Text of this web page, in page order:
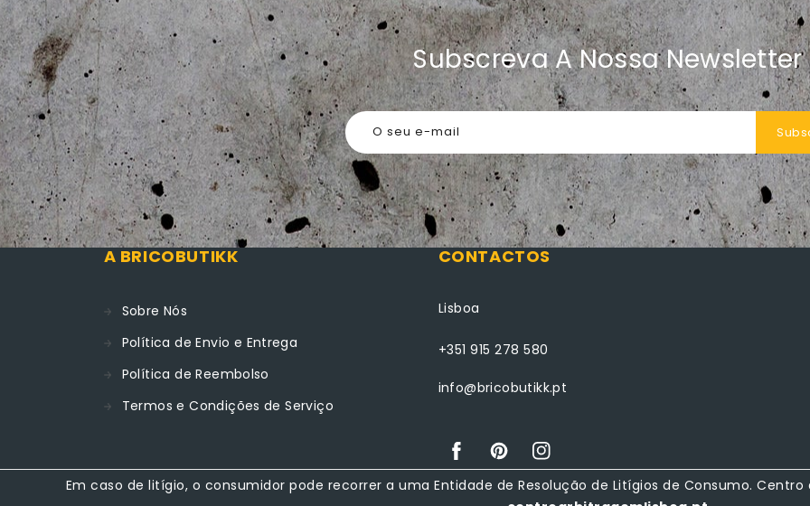
Subscreva A Nossa Newsletter
O seu e-mail
A BRICOBUTIKK
Sobre Nós
Política de Envio e Entrega
Política de Reembolso
Termos e Condições de Serviço
CONTACTOS
Lisboa
+351 915 278 580
info@bricobutikk.pt
FacebookPinterestInstagram
Em caso de litígio, o consumidor pode recorrer a uma Entidade de Resolução de Litígios de Consumo.